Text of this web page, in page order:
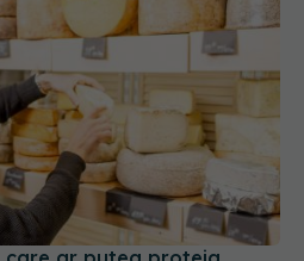
care ar putea proteja
pe 25 de ani